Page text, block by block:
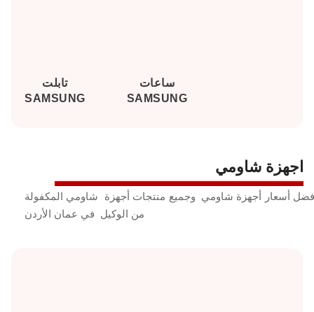
تابلت
SAMSUNG
ساعات
SAMSUNG
اجهزة شاومي
أسعار أجهزة شاومي وجميع منتجات أجهزة شاومي المكفولة
من الوكيل في عمان الأردن